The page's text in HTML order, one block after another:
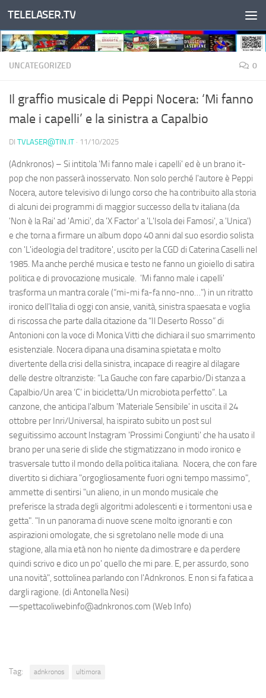
Salta al contenuto
TELELASER.TV
UNCATEGORIZED 0
Il graffio musicale di Peppi Nocera: ‘Mi fanno
male i capelli’ e la sinistra a Capalbio
DI TVLASER@TIN.IT · 11/10/2025
(Adnkronos) – Si intitola 'Mi fanno male i capelli' ed è un brano it-
pop che non passerà inosservato. Non solo perché l'autore è Peppi
Nocera, autore televisivo di lungo corso che ha contribuito alla storia
di alcuni dei programmi di maggior successo della tv italiana (da
'Non è la Rai' ad 'Amici', da 'X Factor' a 'L'Isola dei Famosi', a 'Unica')
e che torna a firmare un album dopo 40 anni dal suo esordio solista
con 'L'ideologia del traditore', uscito per la CGD di Caterina Caselli nel
1985. Ma anche perché musica e testo ne fanno un gioiello di satira
politica e di provocazione musicale. 'Mi fanno male i capelli'
trasforma un mantra corale (“mi-mi fa-fa nno-nno…”) in un ritratto
ironico dell’Italia di oggi con ansie, vanità, sinistra spaesata e voglia
di riscossa che parte dalla citazione da “Il Deserto Rosso” di
Antonioni con la voce di Monica Vitti che dichiara il suo smarrimento
esistenziale. Nocera dipana una disamina spietata e molto
divertente della crisi della sinistra, incapace di reagire al dilagare
delle destre oltranziste: “La Gauche con fare caparbio/Di stanza a
Capalbio/Un area ‘C’ in bicicletta/Un microbiota perfetto”. La
canzone, che anticipa l'album 'Materiale Sensibile' in uscita il 24
ottobre per Inri/Universal, ha ispirato subito un post sul
seguitissimo account Instagram 'Prossimi Congiunti' che ha usato il
brano per una serie di slide che stigmatizzano in modo ironico e
trasversale tutto il mondo della politica italiana. Nocera, che con fare
divertito si dichiara "orgogliosamente fuori ogni tempo massimo",
ammette di sentirsi "un alieno, in un mondo musicale che
preferisce la strada degli algoritmi adolescenti e i tormentoni usa e
getta". "In un panorama di nuove scene molto ignoranti e con
aspirazioni omologate, che si sgretolano nelle mode di una
stagione, alla mia età non ho niente da dimostrare e da perdere
quindi scrivo e dico un po' quello che mi pare. E, per assurdo, sono
una novità", sottolinea parlando con l'Adnkronos. E non si fa fatica a
dargli ragione. (di Antonella Nesi)
—spettacoliwebinfo@adnkronos.com (Web Info)
Tag: adnkronos ultimora